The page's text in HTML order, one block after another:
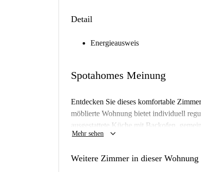
Detail
Energieausweis
Spotahomes Meinung
Entdecken Sie dieses komfortable
möblierte Wohnung bietet individuell
ausgestattete Küche mit Backofen,
modernes Wohnen. Alle Nebenkosten,
Mehr sehen keyboard_arrow_down
Weitere Zimmer in dieser Wohnung